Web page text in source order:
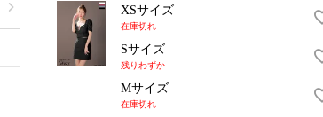
XSサイズ
在庫切れ
Sサイズ
残りわずか
Mサイズ
在庫切れ